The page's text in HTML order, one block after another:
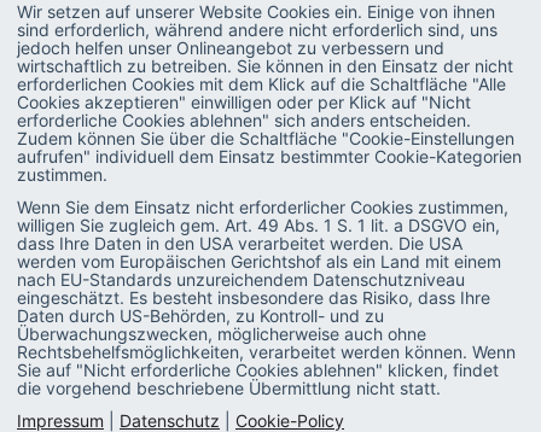
Wir setzen auf unserer Website Cookies ein. Einige von ihnen
sind erforderlich, während andere nicht erforderlich sind, uns
jedoch helfen unser Onlineangebot zu verbessern und
wirtschaftlich zu betreiben. Sie können in den Einsatz der nicht
erforderlichen Cookies mit dem Klick auf die Schaltfläche "Alle
Cookies akzeptieren" einwilligen oder per Klick auf "Nicht
erforderliche Cookies ablehnen" sich anders entscheiden.
Zudem können Sie über die Schaltfläche "Cookie-Einstellungen
aufrufen" individuell dem Einsatz bestimmter Cookie-Kategorien
zustimmen.
Wenn Sie dem Einsatz nicht erforderlicher Cookies zustimmen,
willigen Sie zugleich gem. Art. 49 Abs. 1 S. 1 lit. a DSGVO ein,
dass Ihre Daten in den USA verarbeitet werden. Die USA
werden vom Europäischen Gerichtshof als ein Land mit einem
nach EU-Standards unzureichendem Datenschutzniveau
eingeschätzt. Es besteht insbesondere das Risiko, dass Ihre
Daten durch US-Behörden, zu Kontroll- und zu
Überwachungszwecken, möglicherweise auch ohne
Rechtsbehelfsmöglichkeiten, verarbeitet werden können. Wenn
Sie auf "Nicht erforderliche Cookies ablehnen" klicken, findet
die vorgehend beschriebene Übermittlung nicht statt.
Impressum
Datenschutz Cookie-Policy
MAGAZIN
PODCAST
GLOSSAR
E-BOOKS
VIDEOS
Strategie
Recruiting
Administration
SAP-Praxis
SAP SuccessFactors
HR Software
Personalentwicklung